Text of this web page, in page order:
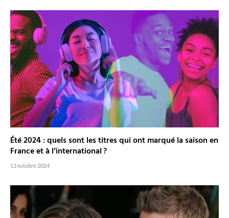
Été 2024 : quels sont les titres qui ont marqué la saison en
France et à l’international ?
13 octobre 2024